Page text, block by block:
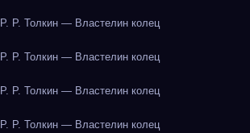
Р. Толкин — Властелин колец
Р. Толкин — Властелин колец
Р. Толкин — Властелин колец
Р. Толкин — Властелин колец